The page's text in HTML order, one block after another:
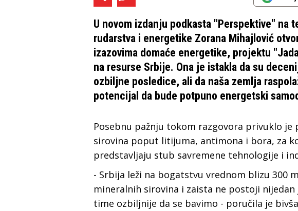
U novom izdanju podkasta "Perspektive" na
rudarstva i energetike Zorana Mihajlović
izazovima domaće energetike, projektu
na resurse Srbije. Ona je istakla da su
ozbiljne posledice, ali da naša zemlja
potencijal da bude potpuno energetski
Posebnu pažnju tokom razgovora privuklo
sirovina poput litijuma, antimona i bora, za
predstavljaju stub savremene tehnologije i
- Srbija leži na bogatstvu vrednom blizu 300
mineralnih sirovina i zaista ne postoji
time ozbiljnije da se bavimo - poručila je